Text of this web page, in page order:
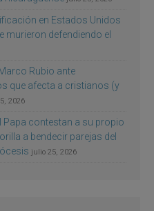
en Estados Unidos
murieron defendiendo el
Rubio ante
que afecta a cristianos (y
2026
Papa contestan a su propio
a bendecir parejas del
julio 25, 2026